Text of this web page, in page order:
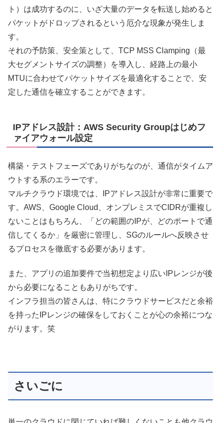
ト）は成功するのに、いざ大量のデータを転送し始めると
パケットがドロップされるという厄介な現象が発生しま
す。
それの予防策、安全策として、TCP MSS Clamping（最
大セグメントサイズの調整）を導入し、経路上の最小
MTUに合わせてパケットサイズを最適化することで、安
定した通信を確立することができます。
IPアドレス設計：AWS Security Groupはじめフ
ァイアウォール設定
構築・テストフェーズでありがちなのが、通信がタイムア
ウトする系のエラーです。
マルチクラウド環境では、IPアドレス設計が非常に重要で
す。AWS、Google Cloud、オンプレミスでCIDRが重複し
ないことはもちろん、「どの範囲のIPが、どのポートで通
信してくるか」を厳密に管理し、SGのルールへ反映させ
るプロセスを徹底する必要があります。
また、アプリの追加要件で当初想定より広いIPレンジが後
から必要になることもありがちです。
インフラ担当の皆さんは、特にクラウドサービスだと余裕
を持ったIPレンジの確保をしておくことが心の余裕につな
がります。笑
さいごに